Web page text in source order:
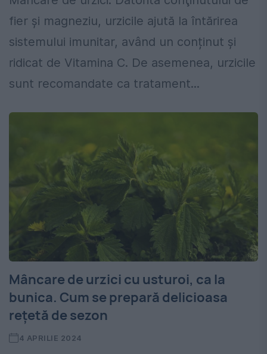
fier şi magneziu, urzicile ajută la întărirea
sistemului imunitar, având un conținut și
ridicat de Vitamina C. De asemenea, urzicile
sunt recomandate ca tratament...
Mâncare de urzici cu usturoi, ca la
bunica. Cum se prepară delicioasa
rețetă de sezon
4 APRILIE 2024